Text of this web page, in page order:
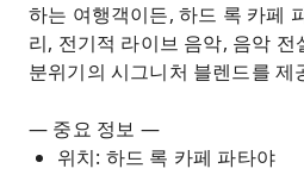
하는 여행객이든, 하드 록 카페
리, 전기적 라이브 음악, 음악
분위기의 시그니처 블렌드를 제
— 중요 정보 —
위치: 하드 록 카페 파타야